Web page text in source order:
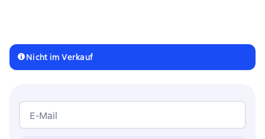
Nicht im Verkauf
E-Mail